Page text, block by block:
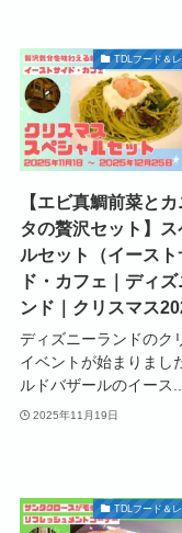
TDLフード＆
【エビ真鯛前菜と
タの贅沢セット】ス
ルセット（イースト
ド・カフェ｜ディズ
ンド｜クリスマス
ディズニーランドのク
イベントが始まりまし
ルドバザールのイース...
2025年11月19日
TDLフード＆